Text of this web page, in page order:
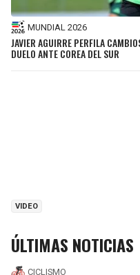
MUNDIAL 2026
JAVIER AGUIRRE PERFILA
DUELO ANTE COREA DEL SUR
VIDEO
ÚLTIMAS NOTICIAS
CICLISMO